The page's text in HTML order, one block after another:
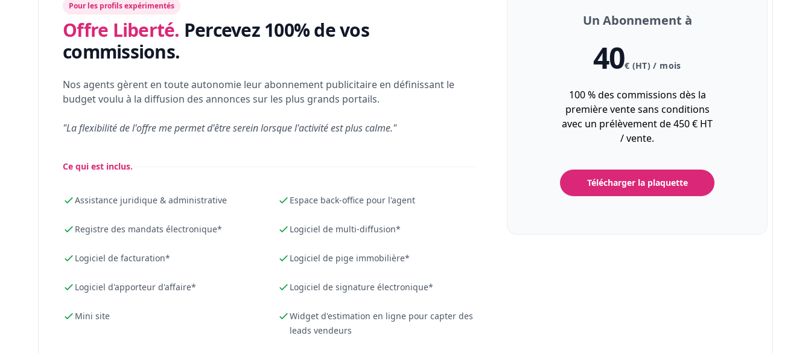
Pour les profils expérimentés
Offre Liberté. Percevez 100% de vos
commissions.
Nos agents gèrent en toute autonomie leur abonnement publicitaire en définissant le
budget voulu à la diffusion des annonces sur les plus grands portails.
"La flexibilité de l'offre me permet d'être serein lorsque l'activité est plus calme."
Ce qui est inclus.
Assistance juridique & administrative Espace back-office pour l'agent
Registre des mandats électronique* Logiciel de multi-diffusion*
Logiciel de facturation* Logiciel de pige immobilière*
Logiciel d'apporteur d'affaire* Logiciel de signature électronique*
Mini site
Widget d'estimation en ligne pour capter des
leads vendeurs
Un Abonnement à
40€ (HT) / mois
100 % des commissions dès la
première vente sans conditions
avec un prélèvement de 450 € HT
/ vente.
Télécharger la plaquette